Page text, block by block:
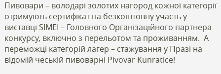
Пивовари – володарі золотих нагород кожної категорії
отримують сертифікат на безкоштовну участь у
виставці SIMEI – Головного Організаційного партнера
конкурсу, включно з перельотом та проживанням. А
переможці категорій лагер – стажування у Празі на
відомій чеській пивоварні Pivovar Kunratice!